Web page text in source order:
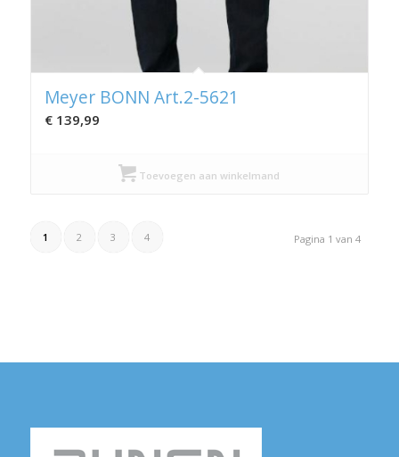
Meyer BONN Art.2-5621
€139,99
Toevoegen aan winkelmand
Pagina 1 van 4
1 2 3 4